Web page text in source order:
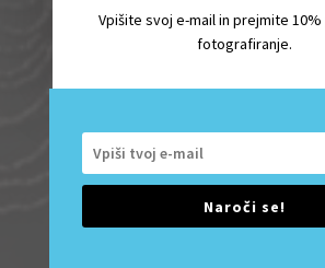
Vpišite svoj e-mail in prejmite
fotografiranje.
Naroči se!